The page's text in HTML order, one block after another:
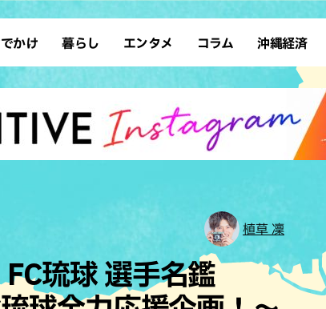
沖縄そば
カフェ
和食・日本料理
焼鳥・串料理
居酒屋・バー
かけ
ート ドライブ
散歩 ソロ活
アート
ウナ 公園
の海
暮らし
レシピ SDGs
ファッション ローカルニュース
沖縄移住 沖縄旧暦行事
エンタメ
スポーツ 占い
タレント・芸人 テレビ
コラム 沖縄経済
植草 凜
FC琉球 選手名鑑